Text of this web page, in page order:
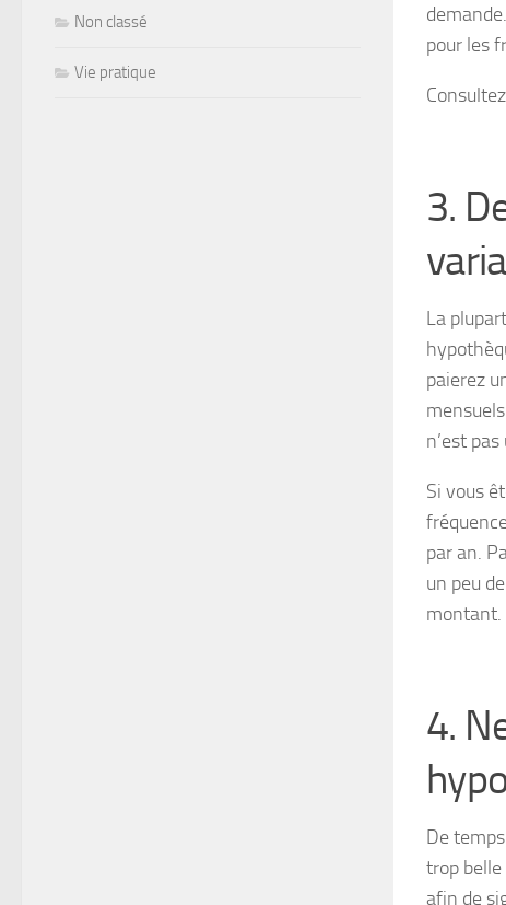
pour les
3.
La
paierez
n’est
Si vous
par an.
un peu
montant.
4.
De
trop
afin de
Non classé
Vie pratique